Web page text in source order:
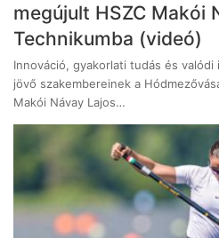
megújult HSZC Makói
Technikumba (videó)
Innováció, gyakorlati tudás és valódi
jövő szakembereinek a
Makói Návay Lajos…